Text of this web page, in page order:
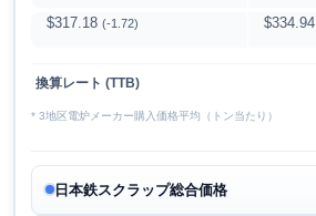
$317.18 (-1.72) $334.94
換算レート (TTB)
* 3地区電炉メーカー購入価格平均（トン当たり）
日本鉄スクラップ総合価格